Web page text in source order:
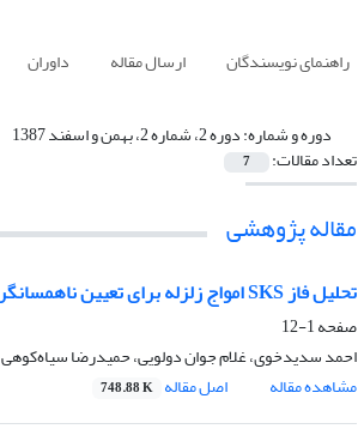
راهنمای نویسندگان ارسال مقاله داوران
دوره و شماره:دوره 2، شماره 2، بهمن و اسفند 1387
تعداد مقالات: 7
مقاله پژوهشی‌
تحلیل فاز SKS امواج زلزله برای تعیین ناهمسانگردی جبه در البرز مرکزی
صفحه1-12
احمد سدیدخوی، غلام جوان دولویی، حمیدرضا سیاه‌کوهی
مشاهده مقاله
اصل مقاله 748.88 K